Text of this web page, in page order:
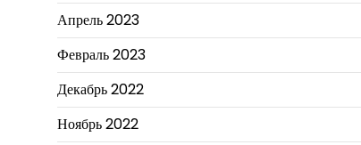
Апрель 2023
Февраль 2023
Декабрь 2022
Ноябрь 2022